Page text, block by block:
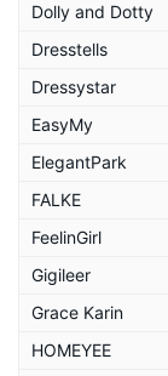
Dolly and Dotty
Dresstells
Dressystar
EasyMy
ElegantPark
FALKE
FeelinGirl
Gigileer
Grace Karin
HOMEYEE